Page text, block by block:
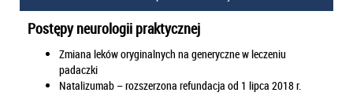
Postępy neurologii praktycznej
Zmiana leków oryginalnych na generyczne w leczeniu
padaczki
Natalizumab – rozszerzona refundacja od 1 lipca 2018 r.